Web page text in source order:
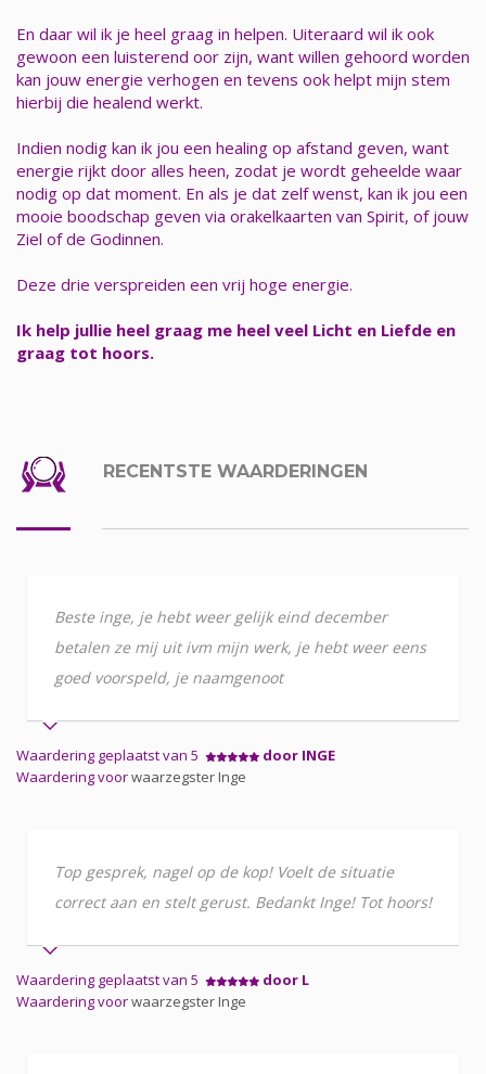
En daar wil ik je heel graag in helpen. Uiteraard wil ik ook
gewoon een luisterend oor zijn, want willen gehoord worden
kan jouw energie verhogen en tevens ook helpt mijn stem
hierbij die healend werkt.
Indien nodig kan ik jou een healing op afstand geven, want
energie rijkt door alles heen, zodat je wordt geheelde waar
nodig op dat moment. En als je dat zelf wenst, kan ik jou een
mooie boodschap geven via orakelkaarten van Spirit, of jouw
Ziel of de Godinnen.
Deze drie verspreiden een vrij hoge energie.
Ik help jullie heel graag me heel veel Licht en Liefde en
graag tot hoors.
RECENTSTE WAARDERINGEN
Beste inge, je hebt weer gelijk eind december
betalen ze mij uit ivm mijn werk, je hebt weer eens
goed voorspeld, je naamgenoot
Waardering geplaatst van 5
door INGE
Waardering voorwaarzegster Inge
Top gesprek, nagel op de kop! Voelt de situatie
correct aan en stelt gerust. Bedankt Inge! Tot hoors!
Waardering geplaatst van 5
door L
Waardering voorwaarzegster Inge